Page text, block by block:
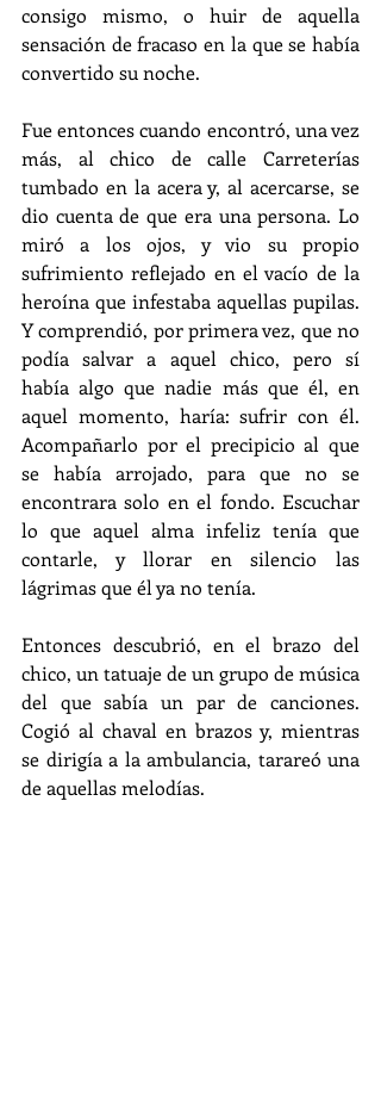
consigo mismo, o huir de aquella
sensación de fracaso en la que se había
convertido su noche.
Fue entonces cuando encontró, una vez
más, al chico de calle Carreterías
tumbado en la acera y, al acercarse, se
dio cuenta de que era una persona. Lo
miró a los ojos, y vio su propio
sufrimiento reflejado en el vacío de la
heroína que infestaba aquellas pupilas.
Y comprendió, por primera vez, que no
podía salvar a aquel chico, pero sí
había algo que nadie más que él, en
aquel momento, haría: sufrir con él.
Acompañarlo por el precipicio al que
se había arrojado, para que no se
encontrara solo en el fondo. Escuchar
lo que aquel alma infeliz tenía que
contarle, y llorar en silencio las
lágrimas que él ya no tenía.
Entonces descubrió, en el brazo del
chico, un tatuaje de un grupo de música
del que sabía un par de canciones.
Cogió al chaval en brazos y, mientras
se dirigía a la ambulancia, tarareó una
de aquellas melodías.